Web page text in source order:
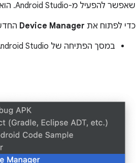
שאפשר להפעיל מ-Android Studio. הוא עוזר ליצור ולנהל מכשירי AVD.
כדי לפתוח את Device Manager
במסך הפתיחה של Android Studio, בוחרים באפשרות